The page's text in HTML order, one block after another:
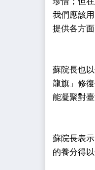
我們應該
提供各方
蘇院長也
龍旗」修
能凝聚對
蘇院長表
的養分得